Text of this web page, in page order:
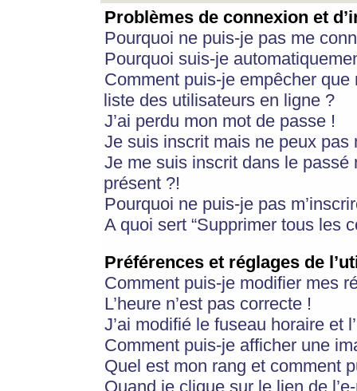
Problèmes de connexion et
Pourquoi ne puis-je pas me
Pourquoi suis-je
Comment puis-je empêcher
liste des utilisateurs en ligne ?
J’ai perdu mon mot de passe !
Je suis inscrit mais ne peux pas
Je me suis inscrit dans le
présent ?!
Pourquoi ne puis-je pas
A quoi sert “Supprimer tous les
Préférences et réglages de
Comment puis-je modifier mes
L’heure n’est pas correcte !
J’ai modifié le fuseau horaire et
Comment puis-je afficher une
Quel est mon rang et comment
Quand je clique sur le lien de